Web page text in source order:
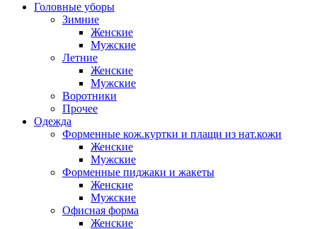
Головные уборы
Зимние
Женские
Мужские
Летние
Женские
Мужские
Воротники
Прочее
Одежда
Форменные кож.куртки и плащи из нат.кожи
Женские
Мужские
Форменные пиджаки и жакеты
Женские
Мужские
Офисная форма
Женские